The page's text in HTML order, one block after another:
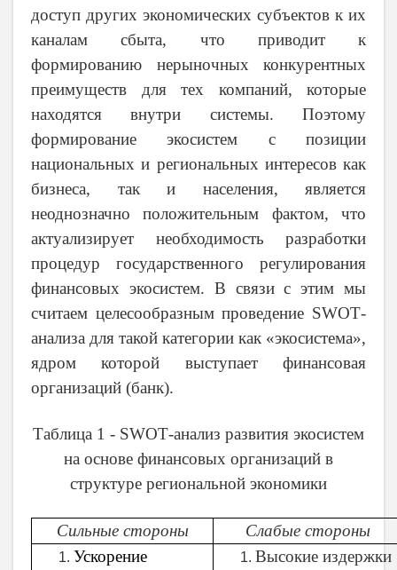
доступ других экономических субъектов к их
каналам сбыта, что приводит к
формированию нерыночных конкурентных
преимуществ для тех компаний, которые
находятся внутри системы. Поэтому
формирование экосистем с позиции
национальных и региональных интересов как
бизнеса, так и населения, является
неоднозначно положительным фактом, что
актуализирует необходимость разработки
процедур государственного регулирования
финансовых экосистем. В связи с этим мы
считаем целесообразным проведение SWOT-
анализа для такой категории как «экосистема»,
ядром которой выступает финансовая
организаций (банк).
Таблица 1 - SWOT-анализ развития экосистем
на основе финансовых организаций в
структуре региональной экономики
Сильные стороны
Слабые стороны
Ускорение
Высокие издержки